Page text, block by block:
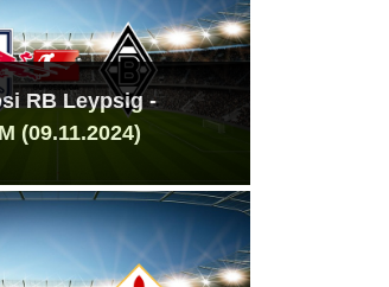
RB Leypsig -
(09.11.2024)